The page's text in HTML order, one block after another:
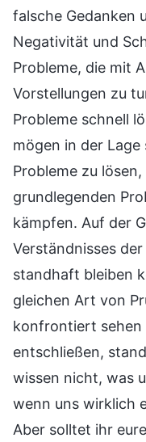
falsche Gedanken
Negativität und
Probleme, die mit
Vorstellungen zu
Probleme schnell
mögen in der Lage
Probleme zu
grundlegenden
kämpfen. Auf der
Verständnisses
standhaft bleiben
gleichen Art von
konfrontiert sehen
entschließen,
wissen nicht, was
wenn uns wirklich
Aber solltet ihr